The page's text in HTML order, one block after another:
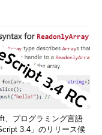
、プログラミング言語
3.4」のリリース候